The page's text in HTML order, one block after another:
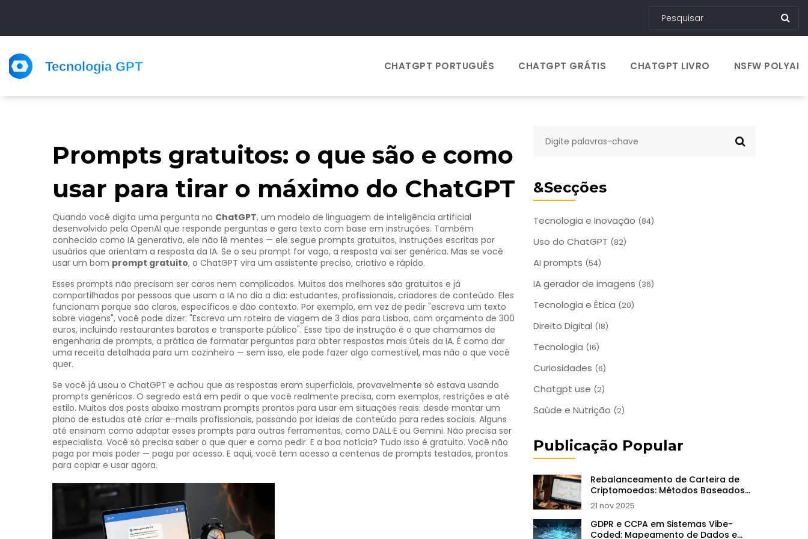
CHATGPT PORTUGUÊS CHATGPT GRÁTIS CHATGPT LIVRO NSFW POLYAI
&Secções
Tecnologia e Inovação (84)
Uso do ChatGPT (82)
AI prompts (54)
IA gerador de imagens (36)
Tecnologia e Ética (20)
Direito Digital (18)
Tecnologia (16)
Curiosidades (6)
Chatgpt use (2)
Saúde e Nutrição (2)
Publicação Popular
Rebalanceamento de Carteira de
Criptomoedas: Métodos Baseados
em Regras para Garantir Lucros e
Reduzir Riscos
21 nov 2025
GDPR e CCPA em Sistemas Vibe-
Coded: Mapeamento de Dados e
Prompts gratuitos: o que são e como
usar para tirar o máximo do ChatGPT
Quando você digita uma pergunta no ChatGPT, um modelo de linguagem de inteligência artificial
desenvolvido pela OpenAI que responde perguntas e gera texto com base em instruções. Também
conhecido como IA generativa, ele não lê mentes — ele segue prompts gratuitos, instruções escritas por
usuários que orientam a resposta da IA. Se o seu prompt for vago, a resposta vai ser genérica. Mas se você
usar um bom prompt gratuito, o ChatGPT vira um assistente preciso, criativo e rápido.
Esses prompts não precisam ser caros nem complicados. Muitos dos melhores são gratuitos e já
compartilhados por pessoas que usam a IA no dia a dia: estudantes, profissionais, criadores de conteúdo. Eles
funcionam porque são claros, específicos e dão contexto. Por exemplo, em vez de pedir "escreva um texto
sobre viagens", você pode dizer: "Escreva um roteiro de viagem de 3 dias para Lisboa, com orçamento de 300
euros, incluindo restaurantes baratos e transporte público". Esse tipo de instrução é o que chamamos de
engenharia de prompts, a prática de formatar perguntas para obter respostas mais úteis da IA. É como dar
uma receita detalhada para um cozinheiro — sem isso, ele pode fazer algo comestível, mas não o que você
quer.
Se você já usou o ChatGPT e achou que as respostas eram superficiais, provavelmente só estava usando
prompts genéricos. O segredo está em pedir o que você realmente precisa, com exemplos, restrições e até
estilo. Muitos dos posts abaixo mostram prompts prontos para usar em situações reais: desde montar um
plano de estudos até criar e-mails profissionais, passando por ideias de conteúdo para redes sociais. Alguns
até ensinam como adaptar esses prompts para outras ferramentas, como DALL·E ou Gemini. Não precisa ser
especialista. Você só precisa saber o que quer e como pedir. E a boa notícia? Tudo isso é gratuito. Você não
paga por mais poder — paga por acesso. E aqui, você tem acesso a centenas de prompts testados, prontos
para copiar e usar agora.